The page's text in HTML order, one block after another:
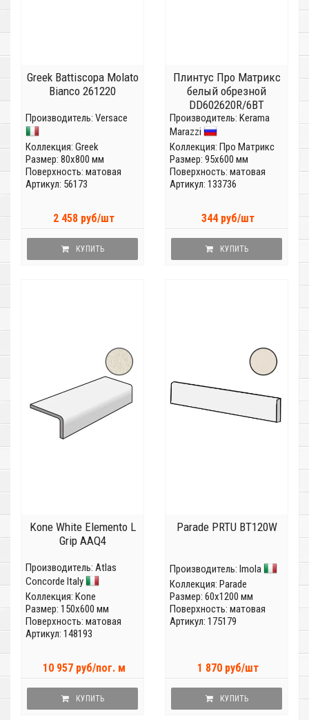
Greek Battiscopa Molato
Bianco 261220
Производитель: Versace
Коллекция: Greek
Размер: 80x800 мм
Поверхность: матовая
Артикул: 56173
2 458 руб/шт
КУПИТЬ
Плинтус Про Матрикс
белый обрезной
DD602620R/6BT
Производитель: Kerama
Marazzi
Коллекция: Про Матрикс
Размер: 95x600 мм
Поверхность: матовая
Артикул: 133736
344 руб/шт
КУПИТЬ
Kone White Elemento L
Grip AAQ4
Производитель: Atlas
Concorde Italy
Коллекция: Kone
Размер: 150x600 мм
Поверхность: матовая
Артикул: 148193
10 957 руб/пог. м
КУПИТЬ
Parade PRTU BT120W
Производитель: Imola
Коллекция: Parade
Размер: 60x1200 мм
Поверхность: матовая
Артикул: 175179
1 870 руб/шт
КУПИТЬ